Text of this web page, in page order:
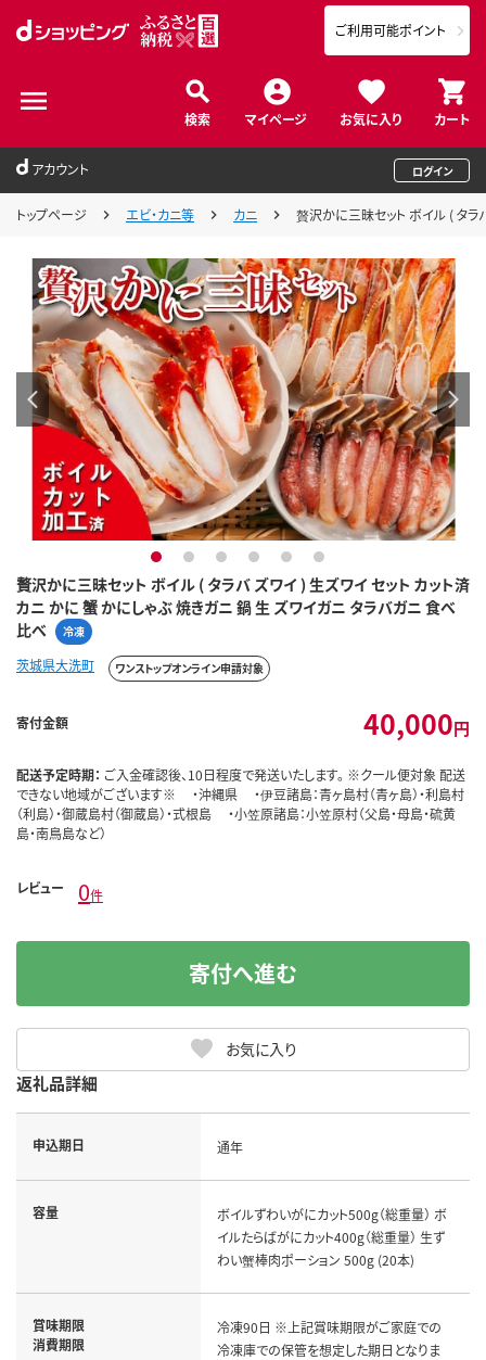
検索 マイページ お気に入り カート
ご利用可能ポイント
アカウント ログイン
トップページ エビ・カニ等 カニ 贅沢かに三昧セット ボイル ( タラ
贅沢かに三昧セット ボイル ( タラバ ズワイ ) 生ズワイ セット カット済
カニ かに 蟹 かにしゃぶ 焼きガニ 鍋 生 ズワイガニ タラバガニ 食べ
比べ
冷凍
1 2 3 4 5 6
茨城県大洗町 ワンストップオンライン申請対象
寄付金額 40,000円
配送予定時期： ご入金確認後、10日程度で発送いたします。 ※クール便対象 配送
できない地域がございます※ ・沖縄県 ・伊豆諸島：青ヶ島村（青ヶ島）・利島村
（利島）・御蔵島村（御蔵島）・式根島 ・小笠原諸島：小笠原村（父島・母島・硫黄
島・南鳥島など）
レビュー 0件
お気に入り
寄付へ進む
返礼品詳細
申込期日 通年
容量
ボイルずわいがにカット500g（総重量） ボ
イルたらばがにカット400g（総重量） 生ず
わい蟹棒肉ポーション 500g (20本)
賞味期限
消費期限
冷凍90日 ※上記賞味期限がご家庭での
冷凍庫での保管を想定した期日となりま